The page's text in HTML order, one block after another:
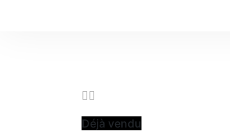
Déjà vendu